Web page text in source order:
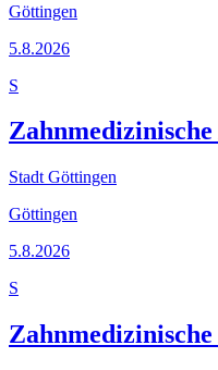
Göttingen
5.8.2026
S
Stadt Göttingen
Göttingen
5.8.2026
S